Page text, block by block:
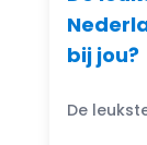
bij jou?